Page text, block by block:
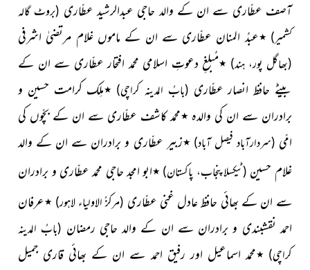
آصف عطّاری سے ان کے والد حاجی عبدالرشید عطّاری (بروٹ گالہ
کشمیر) ٭عبدُ المنان عطّاری سے ان کے ماموں غلام مرتضیٰ اشرفی
(بھاگل پور، ہند) ٭مُبلغِ دعوتِ اسلامی محمد افتحار عطّاری سے ان کے
بیٹے حافظ انصار عطّاری (بابُ المدینہ کراچی) ٭ملِک کرامت حسین و
برادران سے ان کی والدہ ٭محمد کاشف عطّاری سے ان کے بچّوں کی
امّی (سردارآباد فیصل آباد) ٭زبیر عطّاری و برادران سے ان کے والد
غلام حسین (ٹیکسلاپنجاب، پاکستان) ٭ابو امجد حاجی محمد عطّاری و برادران
سے ان کے بھائی حافظ عادل غنی عطّاری (مرکزُ الاولیاء لاہور) ٭عرفان
احمد نقشبندی و برادران سے ان کے والد حاجی رمضان (بابُ المدینہ
کراچی) ٭محمد اسماعیل اور رفیق احمد سے ان کے بھائی قاری جمیل